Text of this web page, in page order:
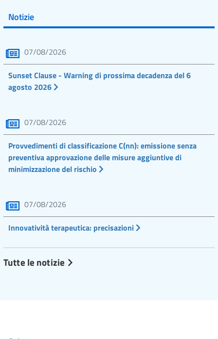
Notizie
07/08/2026
Sunset Clause - Warning di prossima decadenza del 6
agosto 2026
07/08/2026
Provvedimenti di classificazione C(nn): emissione senza
preventiva approvazione delle misure aggiuntive di
minimizzazione del rischio
07/08/2026
Innovatività terapeutica: precisazioni
Tutte le notizie